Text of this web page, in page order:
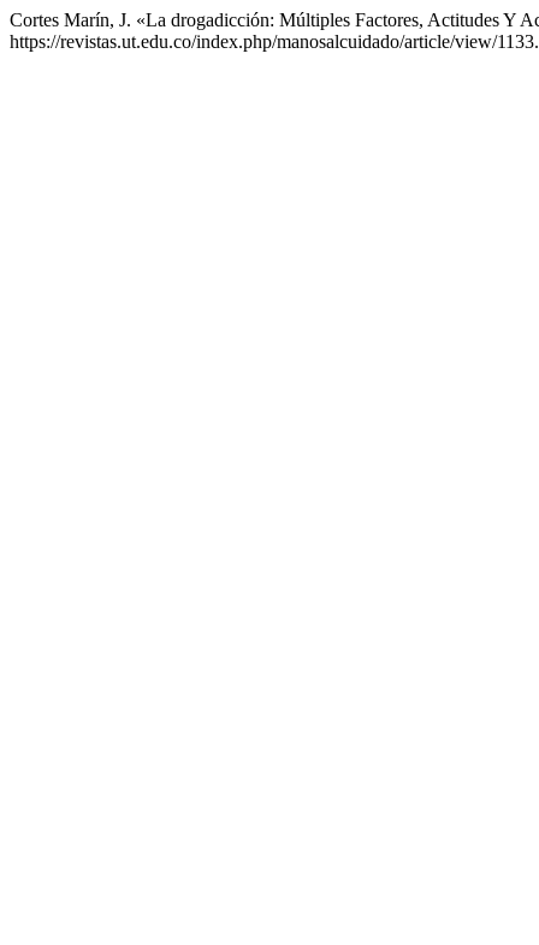
Cortes Marín, J. «La drogadicción: Múltiples Factores, Actitudes Y
https://revistas.ut.edu.co/index.php/manosalcuidado/article/view/1133.